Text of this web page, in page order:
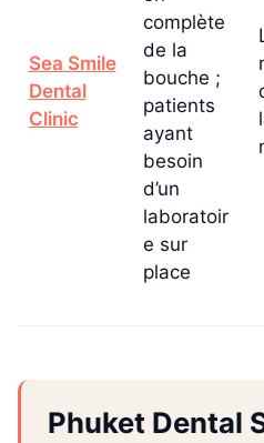
Sea Smile
Dental
Clinic
complète
de la
bouche ;
patients
ayant
besoin
d’un
laboratoir
e sur
place
Phuket Dental